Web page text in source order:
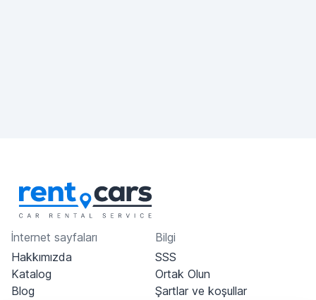
İnternet sayfaları
Hakkımızda
Katalog
Blog
Bilgi
SSS
Ortak Olun
Şartlar ve koşullar